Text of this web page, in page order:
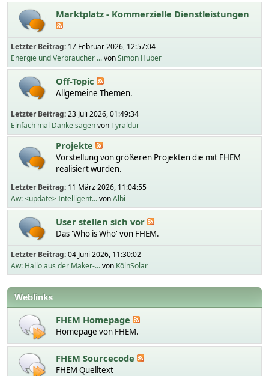
Marktplatz - Kommerzielle Dienstleistungen
Letzter Beitrag: 17 Februar 2026, 12:57:04
Energie und Verbraucher ...vonSimon Huber
Off-Topic
Allgemeine Themen.
Letzter Beitrag:23 Juli 2026, 01:49:34
Einfach mal Danke sagenvonTyraldur
Projekte
Vorstellung von größeren Projekten die mit FHEM
realisiert wurden.
Letzter Beitrag: 11 März 2026, 11:04:55
Aw: <update> Intelligent...vonAlbi
User stellen sich vor
Das 'Who is Who' von FHEM.
Letzter Beitrag:04 Juni 2026, 11:30:02
Aw: Hallo aus der Maker-...von KölnSolar
Weblinks
FHEM Homepage
Homepage von FHEM.
FHEM Sourcecode
FHEM Quelltext